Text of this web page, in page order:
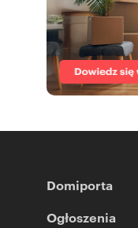
Domiporta
Ogłoszenia